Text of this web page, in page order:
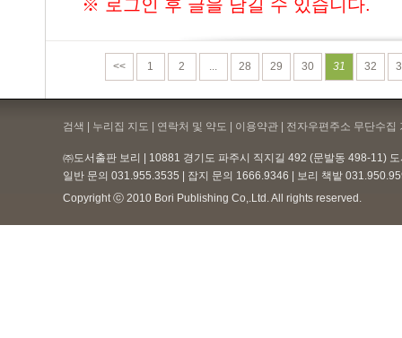
※ 로그인 후 글을 남길 수 있습니다.
<< 1 2 28 29 30 31 32
검색 | 누리집 지도 | 연락처 및 약도 | 이용약관 | 전자우편주소 무단수집
㈜도서출판 보리 | 10881 경기도 파주시 직지길 492 (문발동 498-11)
일반 문의 031.955.3535 | 잡지 문의 1666.9346 | 보리 책밭
Copyright ⓒ 2010 Bori Publishing Co,.Ltd. All rights reserved.